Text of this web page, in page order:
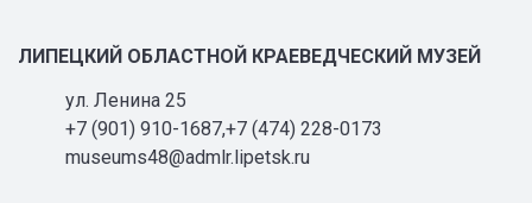
ЛИПЕЦКИЙ ОБЛАСТНОЙ КРАЕВЕДЧЕСКИЙ МУЗЕЙ
ул. Ленина 25
+7 (901) 910-1687,+7 (474) 228-0173
museums48@admlr.lipetsk.ru